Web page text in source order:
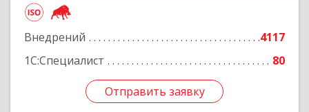
Внедрений
4117
1С:Специалист
80
Отправить заявку
Отправить заявку